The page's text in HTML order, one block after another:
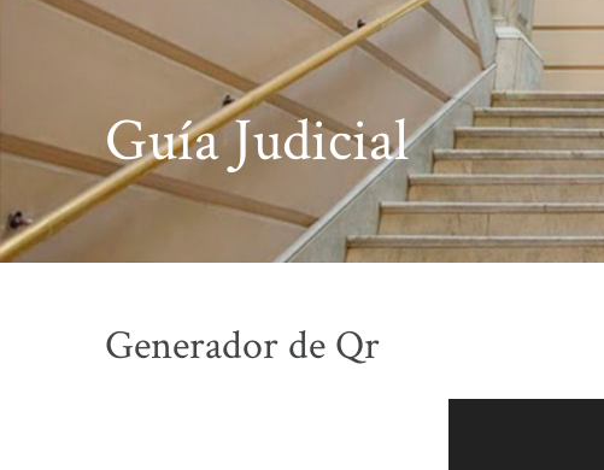
Guía Judicial
Generador de Qr